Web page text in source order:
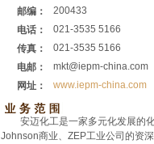
邮编：
200433
电话：
021-3535 5166
传真：
021-3535 5166
电邮：
mkt@iepm-china.com
网址：
www.iepm-china.com
安迈化工是一家多元化发展的
Johnson商业、ZEP工业公司的资